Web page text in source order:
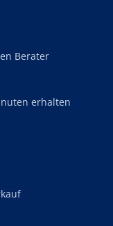
Berater
erhalten